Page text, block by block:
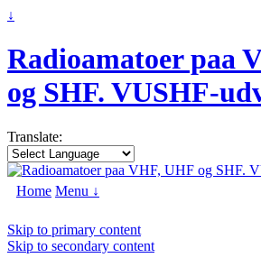
↓
Radioamatoer paa
og SHF. VUSHF-
Translate:
Home Menu ↓
Skip to primary content
Skip to secondary content